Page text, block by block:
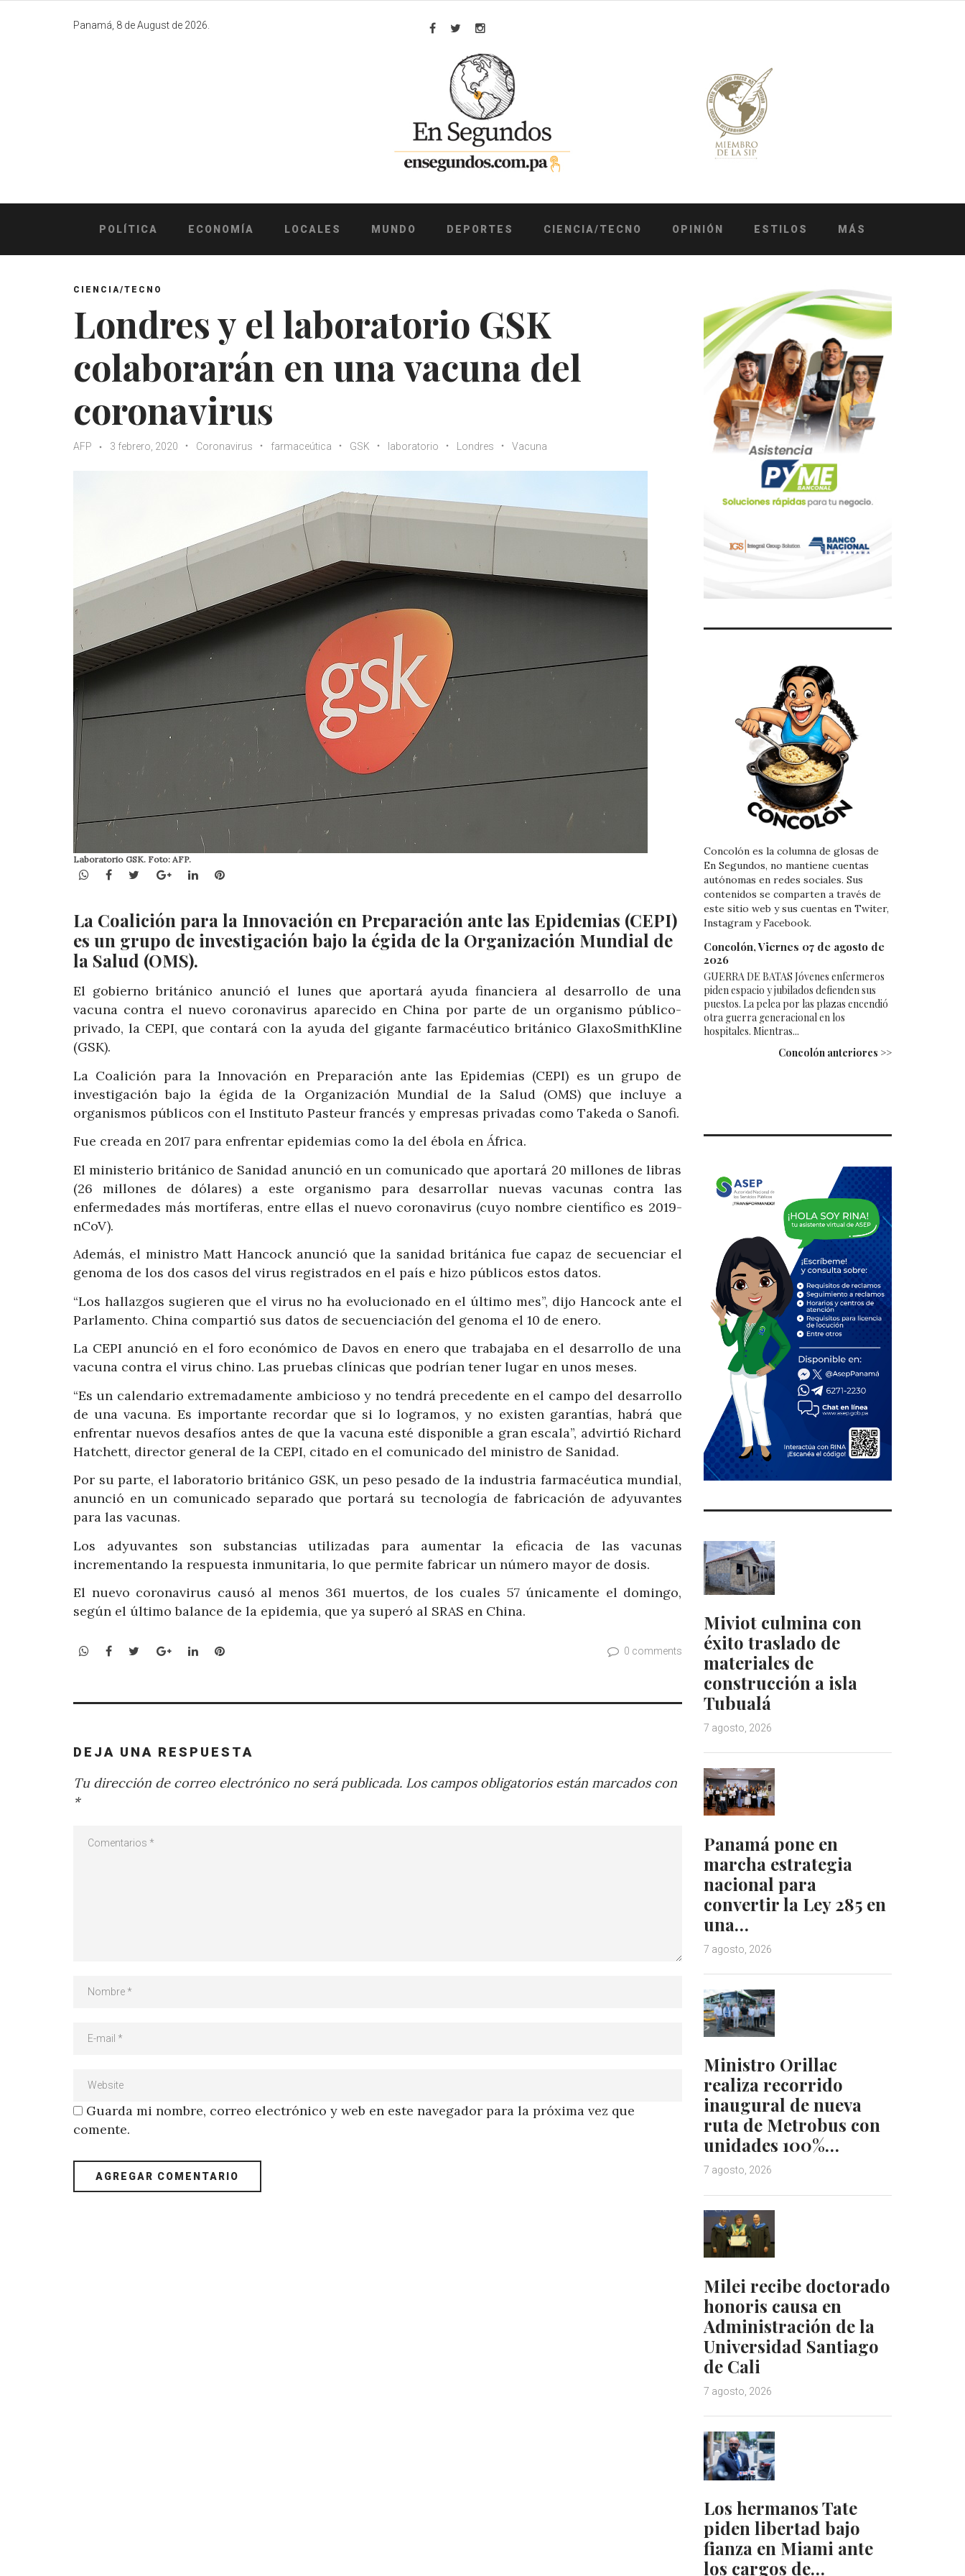
Panamá, 8 de August de 2026.
Facebook
TwitterInstagram
POLÍTICA ECONOMÍA LOCALES MUNDO DEPORTES CIENCIA/TECNO OPINIÓN ESTILOS MÁS
CIENCIA/TECNO
Londres y el laboratorio GSK
colaborarán en una vacuna del
coronavirus
AFP 3 febrero, 2020 Coronavirus farmaceútica GSK laboratorio Londres Vacuna
Laboratorio GSK. Foto: AFP.
WhatsApp
Facebook
TwitterGoogle+LinkedInPinterest
La Coalición para la Innovación en Preparación ante las Epidemias (CEPI)
es un grupo de investigación bajo la égida de la Organización Mundial de
la Salud (OMS).
El gobierno británico anunció el lunes que aportará ayuda financiera al desarrollo de una
vacuna contra el nuevo coronavirus aparecido en China por parte de un organismo público-
privado, la CEPI, que contará con la ayuda del gigante farmacéutico británico GlaxoSmithKline
(GSK).
La Coalición para la Innovación en Preparación ante las Epidemias (CEPI) es un grupo de
investigación bajo la égida de la Organización Mundial de la Salud (OMS) que incluye a
organismos públicos con el Instituto Pasteur francés y empresas privadas como Takeda o Sanofi.
Fue creada en 2017 para enfrentar epidemias como la del ébola en África.
El ministerio británico de Sanidad anunció en un comunicado que aportará 20 millones de libras
(26 millones de dólares) a este organismo para desarrollar nuevas vacunas contra las
enfermedades más mortíferas, entre ellas el nuevo coronavirus (cuyo nombre científico es 2019-
nCoV).
Además, el ministro Matt Hancock anunció que la sanidad británica fue capaz de secuenciar el
genoma de los dos casos del virus registrados en el país e hizo públicos estos datos.
“Los hallazgos sugieren que el virus no ha evolucionado en el último mes”, dijo Hancock ante el
Parlamento. China compartió sus datos de secuenciación del genoma el 10 de enero.
La CEPI anunció en el foro económico de Davos en enero que trabajaba en el desarrollo de una
vacuna contra el virus chino. Las pruebas clínicas que podrían tener lugar en unos meses.
“Es un calendario extremadamente ambicioso y no tendrá precedente en el campo del desarrollo
de una vacuna. Es importante recordar que si lo logramos, y no existen garantías, habrá que
enfrentar nuevos desafíos antes de que la vacuna esté disponible a gran escala”, advirtió Richard
Hatchett, director general de la CEPI, citado en el comunicado del ministro de Sanidad.
Por su parte, el laboratorio británico GSK, un peso pesado de la industria farmacéutica mundial,
anunció en un comunicado separado que portará su tecnología de fabricación de adyuvantes
para las vacunas.
Los adyuvantes son substancias utilizadas para aumentar la eficacia de las vacunas
incrementando la respuesta inmunitaria, lo que permite fabricar un número mayor de dosis.
El nuevo coronavirus causó al menos 361 muertos, de los cuales 57 únicamente el domingo,
según el último balance de la epidemia, que ya superó al SRAS en China.
WhatsApp
Facebook
TwitterGoogle+LinkedInPinterest 0 comments
DEJA UNA RESPUESTA
Tu dirección de correo electrónico no será publicada. Los campos obligatorios están marcados con
*
Guarda mi nombre, correo electrónico y web en este navegador para la próxima vez que
comente.
Concolón es la columna de glosas de
En Segundos, no mantiene cuentas
autónomas en redes sociales. Sus
contenidos se comparten a través de
este sitio web y sus cuentas en Twiter,
Instagram y Facebook.
Concolón, Viernes 07 de agosto de
2026
GUERRA DE BATAS Jóvenes enfermeros
piden espacio y jubilados defienden sus
puestos. La pelea por las plazas encendió
otra guerra generacional en los
hospitales. Mientras...
Concolón anteriores >>
Miviot culmina con
éxito traslado de
materiales de
construcción a isla
Tubualá
7 agosto, 2026
Panamá pone en
marcha estrategia
nacional para
convertir la Ley 285 en
una…
7 agosto, 2026
Ministro Orillac
realiza recorrido
inaugural de nueva
ruta de Metrobus con
unidades 100%…
7 agosto, 2026
Milei recibe doctorado
honoris causa en
Administración de la
Universidad Santiago
de Cali
7 agosto, 2026
Los hermanos Tate
piden libertad bajo
fianza en Miami ante
los cargos de…